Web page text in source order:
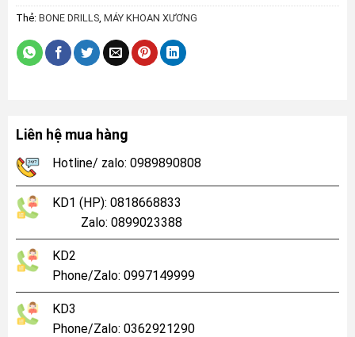
Thẻ: BONE DRILLS, MÁY KHOAN XƯƠNG
Liên hệ mua hàng
Hotline/ zalo: 0989890808
KD1 (HP): 0818668833
Zalo: 0899023388
KD2
Phone/Zalo: 0997149999
KD3
Phone/Zalo: 0362921290